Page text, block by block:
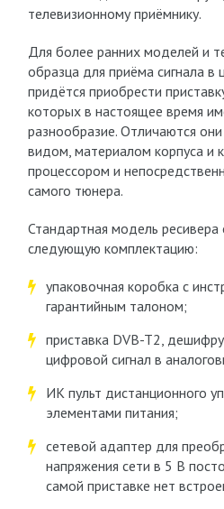
телевизионному приёмнику.
Для более ранних моделей и
образца для приёма сигнала
придётся приобрести
которых в настоящее время
разнообразие. Отличаются
видом, материалом корпуса и
процессором и
самого тюнера.
Стандартная модель
следующую комплектацию:
упаковочная коробка с
гарантийным талоном;
приставка DVB-T2,
цифровой сигнал в
ИК пульт дистанционного
элементами питания;
сетевой адаптер для
напряжения сети в 5 В
самой приставке нет